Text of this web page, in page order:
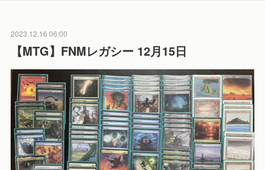
2023.12.16 06:00
【MTG】FNMレガシー 12月15日